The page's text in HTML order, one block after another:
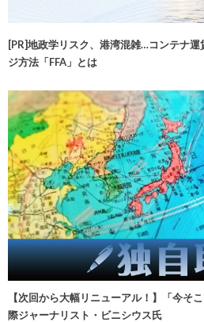
[PR]地政学リスク、港湾混雑…コンテナ
ジ方法「FFA」とは
【次回から大幅リニューアル！】「今
際ジャーナリスト・ビニシウス氏